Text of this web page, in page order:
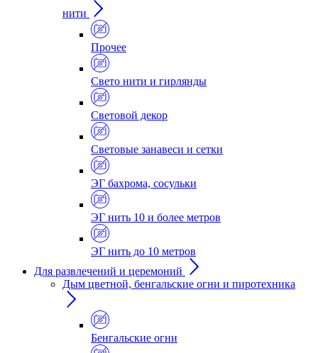
нити
Прочее
Свето нити и гирлянды
Световой декор
Световые занавеси и сетки
ЭГ бахрома, сосульки
ЭГ нить 10 и более метров
ЭГ нить до 10 метров
Для развлечений и церемоний
Дым цветной, бенгальские огни и пиротехника
Бенгальские огни